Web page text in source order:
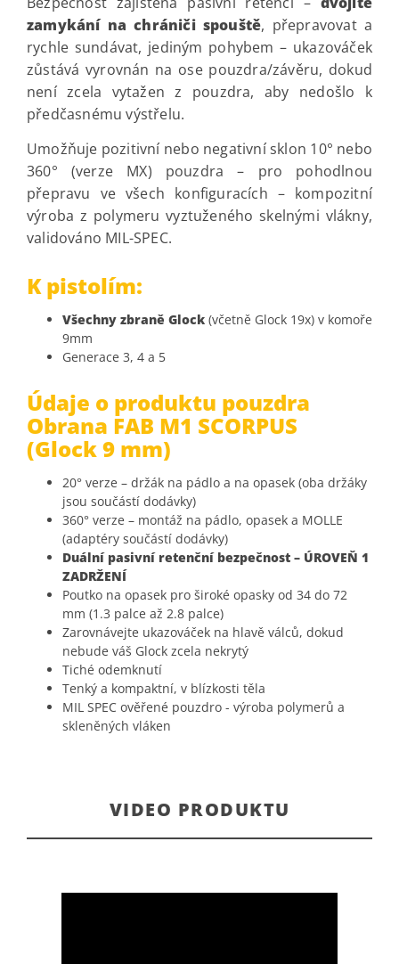
zamykání na chrániči spouště, přepravovat a
rychle sundávat, jediným pohybem – ukazováček
zůstává vyrovnán na ose pouzdra/závěru, dokud
není zcela vytažen z pouzdra, aby nedošlo k
předčasnému výstřelu.
Umožňuje pozitivní nebo negativní sklon 10° nebo
360° (verze MX) pouzdra – pro pohodlnou
přepravu ve všech konfiguracích – kompozitní
výroba z polymeru vyztuženého skelnými vlákny,
validováno MIL-SPEC.
K pistolím:
Všechny zbraně Glock (včetně Glock 19x) v komoře
9mm
Generace 3, 4 a 5
Údaje o produktu pouzdra
Obrana FAB M1 SCORPUS
(Glock 9 mm)
20° verze – držák na pádlo a na opasek (oba držáky
jsou součástí dodávky)
360° verze – montáž na pádlo, opasek a MOLLE
(adaptéry součástí dodávky)
Duální pasivní retenční bezpečnost – ÚROVEŇ 1
ZADRŽENÍ
Poutko na opasek pro široké opasky od 34 do 72
mm (1.3 palce až 2.8 palce)
Zarovnávejte ukazováček na hlavě válců, dokud
nebude váš Glock zcela nekrytý
Tiché odemknutí
Tenký a kompaktní, v blízkosti těla
MIL SPEC ověřené pouzdro - výroba polymerů a
skleněných vláken
VIDEO PRODUKTU